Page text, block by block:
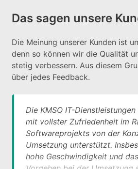
Das sagen unsere
Die Meinung unserer Kunden ist
denn so können wir die Qualität
stetig verbessern. Aus diesem
über jedes Feedback.
Die KMSO IT-
mit vollster Zufriedenheit im
Softwareprojekts von der
Umsetzung unterstützt.
hohe Geschwindigkeit und